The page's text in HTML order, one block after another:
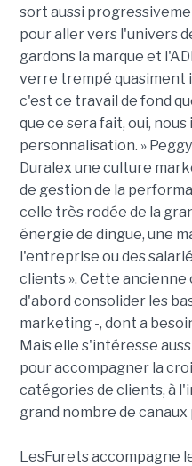
sort aussi
pour aller vers l'univers
gardons la marque et
verre trempé quasiment
c'est ce travail de fond
que ce sera fait, oui,
personnalisation. »
Duralex une culture
de gestion de la
celle très rodée de la
énergie de dingue, une
l'entreprise ou des
clients ». Cette
d'abord consolider les
marketing -, dont a
Mais elle s'intéresse
pour accompagner la
catégories de clients, à
grand nombre de
LesFurets accompagne